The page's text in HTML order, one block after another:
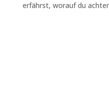
erfährst, worauf du